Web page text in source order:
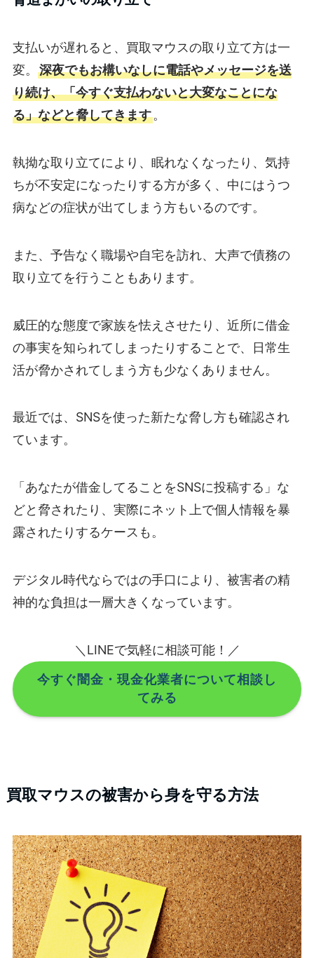
支払いが遅れると、買取マウスの取り立て方は一
変。 深夜でもお構いなしに電話やメッセージを送
り続け、「今すぐ支払わないと大変なことにな
る」などと脅してきます。
執拗な取り立てにより、眠れなくなったり、気持
ちが不安定になったりする方が多く、中にはうつ
病などの症状が出てしまう方もいるのです。
また、予告なく職場や自宅を訪れ、大声で債務の
取り立てを行うこともあります。
威圧的な態度で家族を怯えさせたり、近所に借金
の事実を知られてしまったりすることで、日常生
活が脅かされてしまう方も少なくありません。
最近では、SNSを使った新たな脅し方も確認され
ています。
「あなたが借金してることをSNSに投稿する」な
どと脅されたり、実際にネット上で個人情報を暴
露されたりするケースも。
デジタル時代ならではの手口により、被害者の精
神的な負担は一層大きくなっています。
＼LINEで気軽に相談可能！／
今すぐ闇金・現金化業者について相談し
てみる
買取マウスの被害から身を守る方法